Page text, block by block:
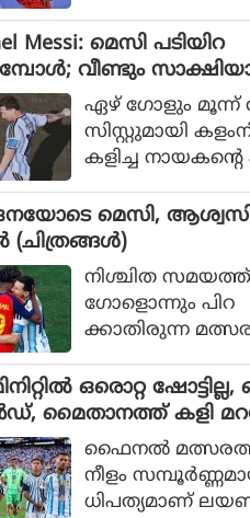
ളിച്ചിട്ടുള്ളത്.
Messi: മെസി പടിയിറ
വീണ്ടും
ഏഴ് ഗോളും
സിസ്റ്റുമായി
കളിച്ച
36
വിശ്വകിരീടം
മെസി,
(ചിത്രങ്ങൾ)
നിശ്ചിത സമയത്ത്
ഗോളൊന്നും പിറ
ക്കാതിരുന്ന
സ്‌പെയിൻ ഗോൾ
ത്
ഒരൊറ്റ
മൈതാനത്ത് കളി
സ്പെയിനിന് മാത്രം
കിരീടം
ഫൈനല്‍
നീളം
ധിപത്യമാണ്